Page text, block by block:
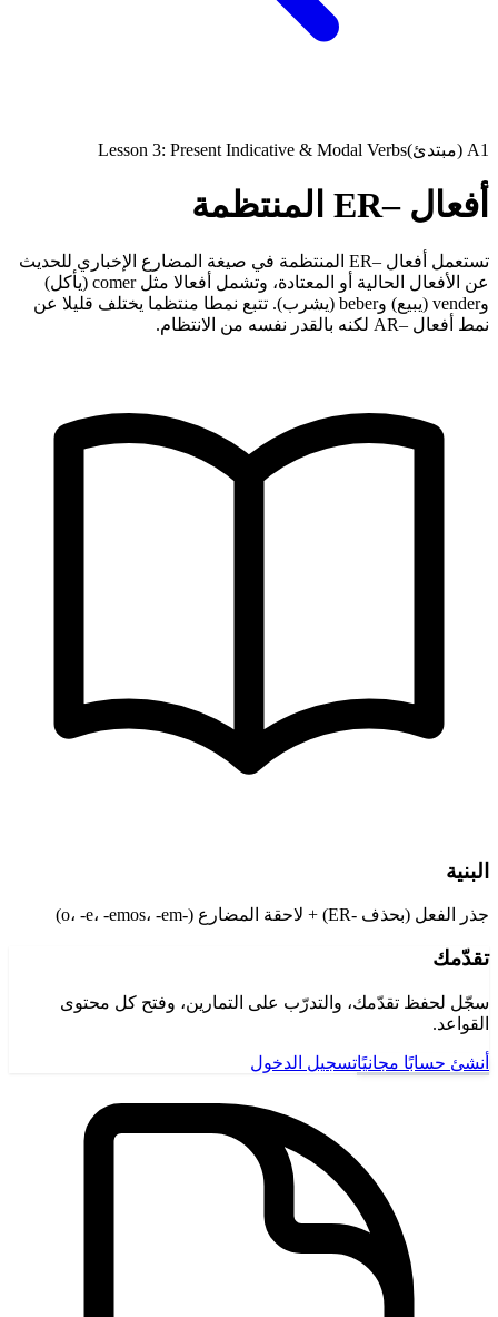
A1 (مبتدئ) Lesson 3: Present Indicative & Modal Verbs
أفعال –ER المنتظمة
تستعمل أفعال –ER المنتظمة في صيغة المضارع الإخباري للحديث
عن الأفعال الحالية أو المعتادة، وتشمل أفعالا مثل comer (يأكل)
وvender (يبيع) وbeber (يشرب). تتبع نمطا منتظما يختلف قليلا عن
نمط أفعال –AR لكنه بالقدر نفسه من الانتظام.
البنية
جذر الفعل (بحذف -ER) + لاحقة المضارع (-o، -e، -emos، -em)
تقدّمك
سجّل لحفظ تقدّمك، والتدرّب على التمارين، وفتح كل محتوى
القواعد.
أنشئ حسابًا مجانيًاتسجيل الدخول